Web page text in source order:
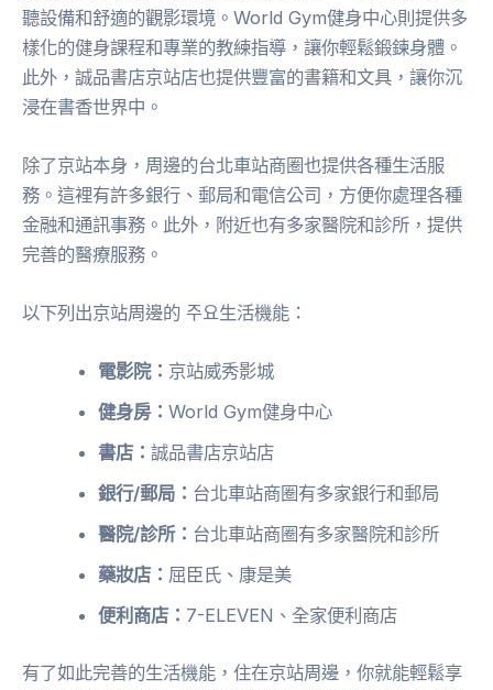
聽設備和舒適的觀影環境。World Gym健身中心則提供多
樣化的健身課程和專業的教練指導，讓你輕鬆鍛鍊身體。
此外，誠品書店京站店也提供豐富的書籍和文具，讓你沉
浸在書香世界中。
除了京站本身，周邊的台北車站商圈也提供各種生活服
務。這裡有許多銀行、郵局和電信公司，方便你處理各種
金融和通訊事務。此外，附近也有多家醫院和診所，提供
完善的醫療服務。
以下列出京站周邊的 주요生活機能：
電影院： 京站威秀影城
健身房：World Gym健身中心
書店：誠品書店京站店
銀行/郵局： 台北車站商圈有多家銀行和郵局
醫院/診所： 台北車站商圈有多家醫院和診所
藥妝店： 屈臣氏、康是美
便利商店： 7-ELEVEN、全家便利商店
有了如此完善的生活機能，住在京站周邊，你就能輕鬆享